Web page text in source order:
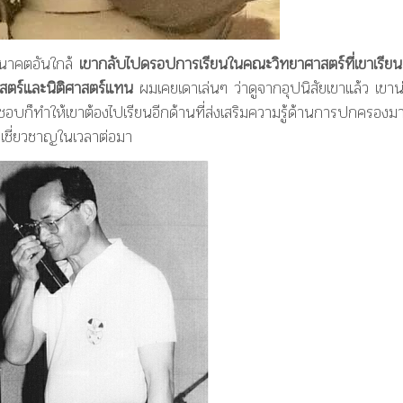
าคตอันใกล้ เขากลับไปดรอปการเรียนในคณะวิทยาศาสตร์ที่เขาเรียน
ตร์และนิติศาสตร์แทน ผมเคยเดาเล่นๆ ว่าดูจากอุปนิสัยเขาแล้ว เขา
ก็ทำให้เขาต้องไปเรียนอีกด้านที่ส่งเสริมความรู้ด้านการปกครองม
ยวชาญในเวลาต่อมา